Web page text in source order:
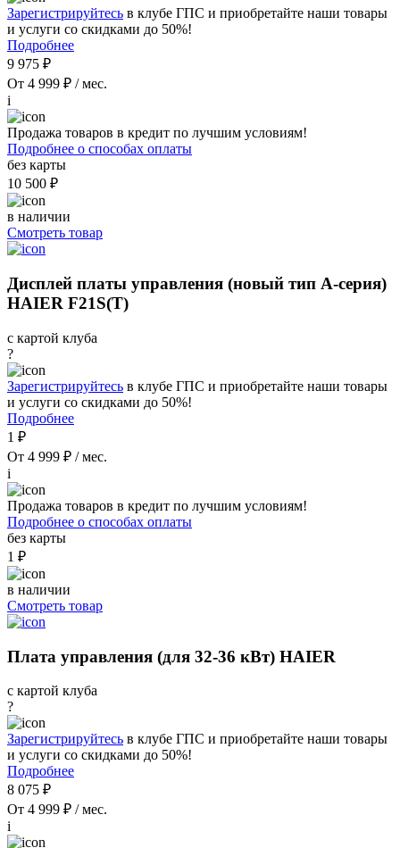
Зарегистрируйтесь в клубе ГПС и приобретайте наши товары
и услуги со скидками до 50%!
Подробнее
9 975 ₽
От 4 999 ₽ / мес.
i
Продажа товаров в кредит по лучшим условиям!
Подробнее о способах оплаты
без карты
10 500 ₽
в наличии
Смотреть товар
Дисплей платы управления (новый тип A-серия)
HAIER F21S(T)
с картой клуба
?
Зарегистрируйтесь в клубе ГПС и приобретайте наши товары
и услуги со скидками до 50%!
Подробнее
1 ₽
От 4 999 ₽ / мес.
i
Продажа товаров в кредит по лучшим условиям!
Подробнее о способах оплаты
без карты
1 ₽
в наличии
Смотреть товар
Плата управления (для 32-36 кВт) HAIER
с картой клуба
?
Зарегистрируйтесь в клубе ГПС и приобретайте наши товары
и услуги со скидками до 50%!
Подробнее
8 075 ₽
От 4 999 ₽ / мес.
i